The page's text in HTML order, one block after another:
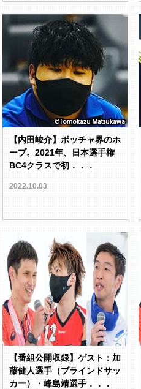
【内田峻介】ボッチャ界のホ
ープ。2021年、日本選手権
BC4クラスで初．．．
2022.10.03
【番組公開収録】ゲスト：加
藤健人選手（ブラインドサッ
カー）・峰島靖選手．．．